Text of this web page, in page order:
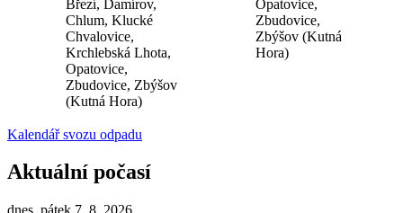
Březí, Damírov,
Chlum, Klucké
Chvalovice,
Krchlebská Lhota,
Opatovice,
Zbudovice, Zbýšov
(Kutná Hora)
Opatovice,
Zbudovice,
Zbýšov (Kutná
Hora)
Kalendář svozu odpadu
Aktuální počasí